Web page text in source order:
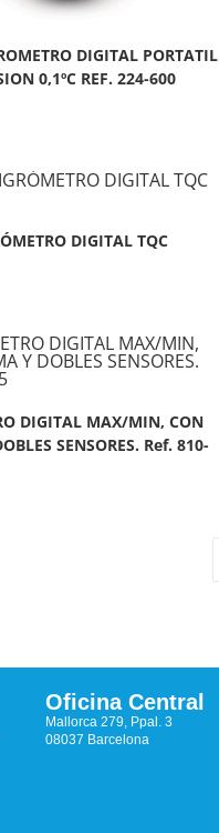
DIGITAL PORTATIL
0,1ºC REF. 224-600
DIGITAL TQC
DIGITAL MAX/MIN, CON
SENSORES. Ref. 810-
Oficina Central
Mallorca 279, Ppal. 3
08037 Barcelona